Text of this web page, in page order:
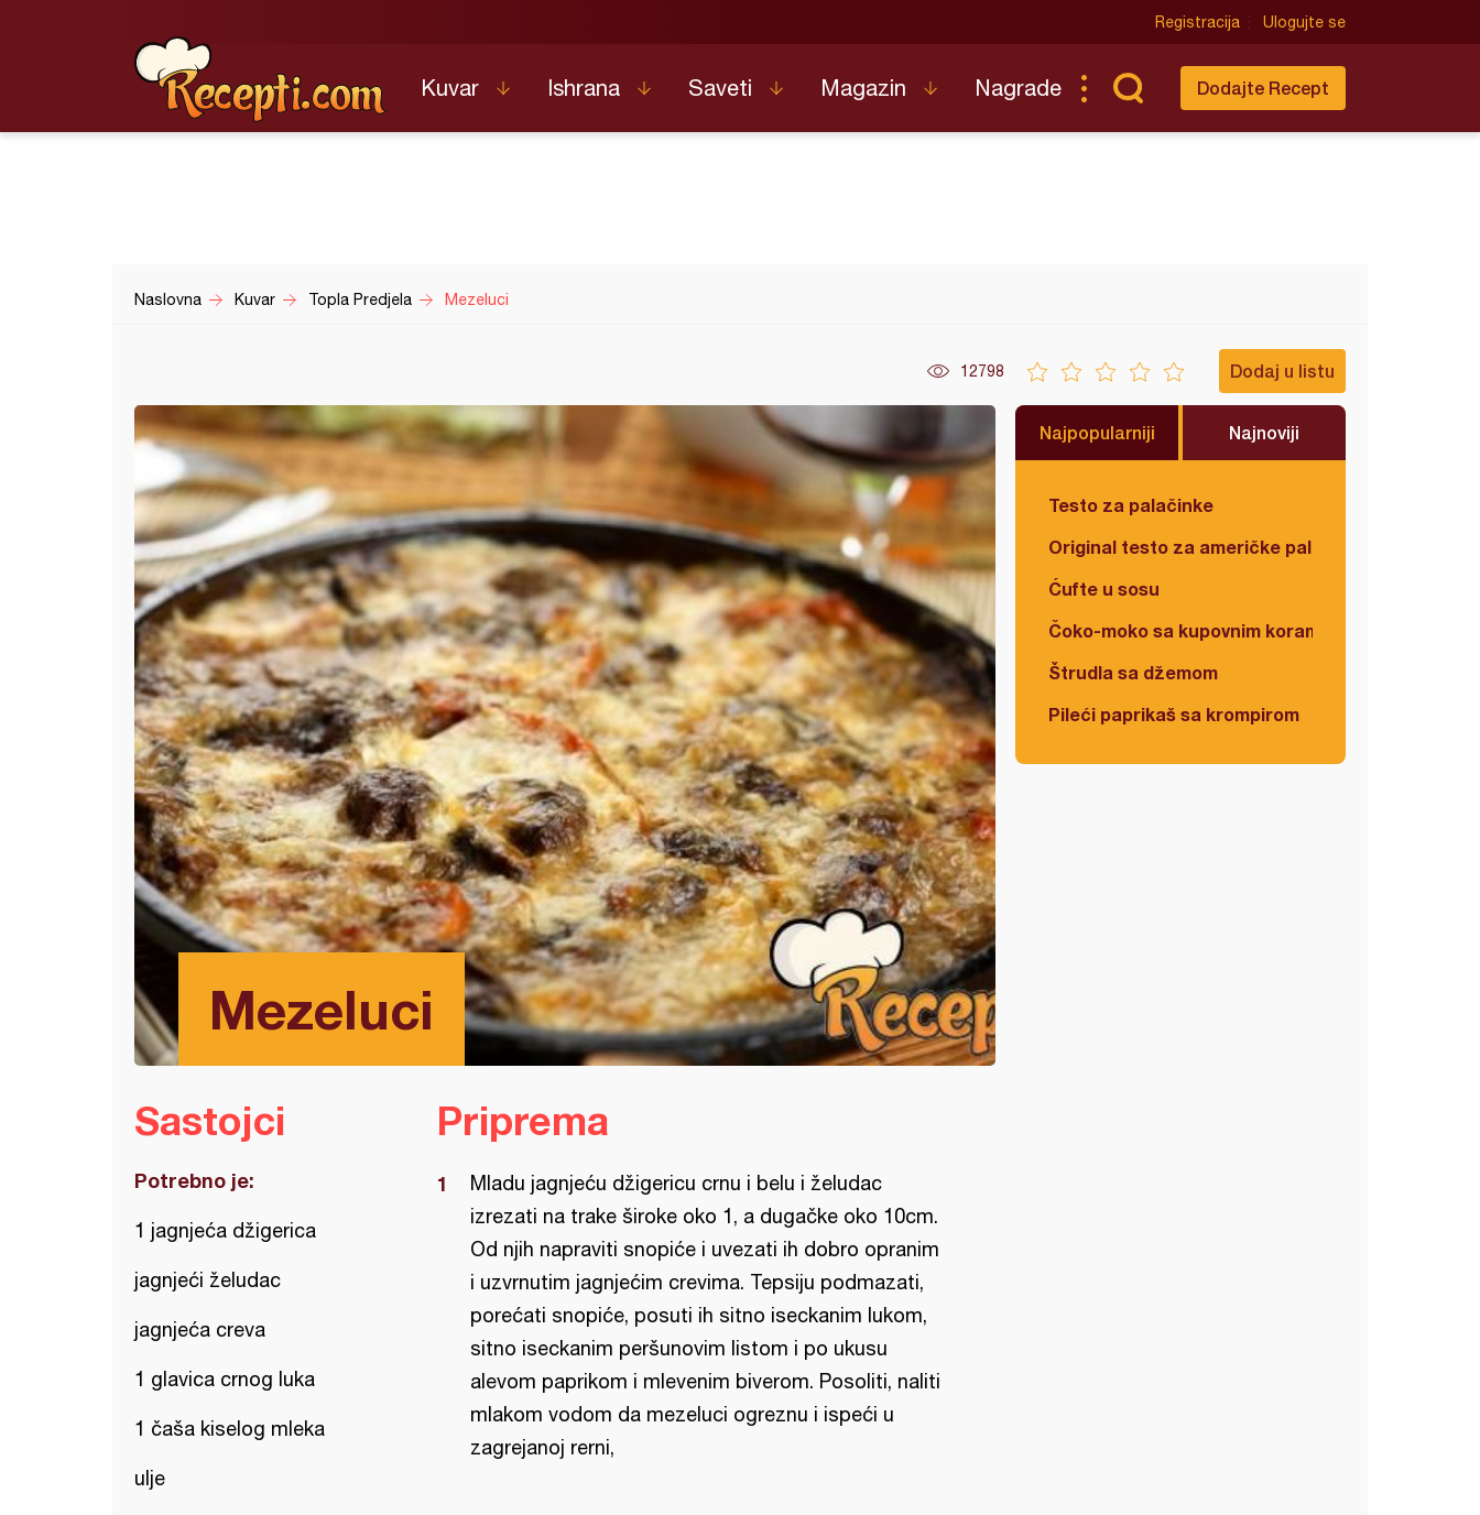
Registracija Ulogujte se
Kuvar Ishrana Saveti Magazin Nagrade Dodajte Recept
Naslovna Kuvar Topla Predjela Mezeluci
12798 Dodaj u listu
Mezeluci
Najpopularniji Najnoviji
Testo za palačinke
Original testo za američke palačinke
Ćufte u sosu
Čoko-moko sa kupovnim korama
Štrudla sa džemom
Pileći paprikaš sa krompirom
Sastojci
Potrebno je:
1 jagnjeća džigerica
jagnjeći želudac
jagnjeća creva
1 glavica crnog luka
1 čaša kiselog mleka
ulje
Priprema
Mladu jagnjeću džigericu crnu i belu i želudac
izrezati na trake široke oko 1, a dugačke oko 10cm.
Od njih napraviti snopiće i uvezati ih dobro opranim
i uzvrnutim jagnjećim crevima. Tepsiju podmazati,
porećati snopiće, posuti ih sitno iseckanim lukom,
sitno iseckanim peršunovim listom i po ukusu
alevom paprikom i mlevenim biverom. Posoliti, naliti
mlakom vodom da mezeluci ogreznu i ispeći u
zagrejanoj rerni,